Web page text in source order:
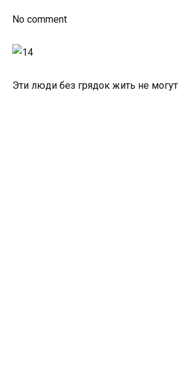
No comment
Эти люди без грядок жить не могут